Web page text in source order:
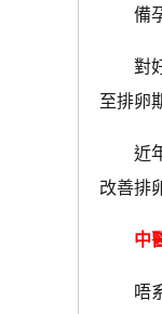
備孕
對好
至排卵
近年
改善排
中
唔系